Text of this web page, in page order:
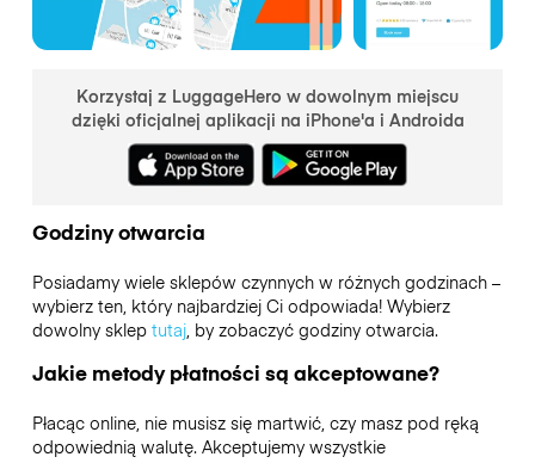
Korzystaj z LuggageHero w dowolnym miejscu
dzięki oficjalnej aplikacji na iPhone'a i Androida
Godziny otwarcia
Posiadamy wiele sklepów czynnych w różnych godzinach –
wybierz ten, który najbardziej Ci odpowiada! Wybierz
dowolny sklep tutaj, by zobaczyć godziny otwarcia.
Jakie metody płatności są akceptowane?
Płacąc online, nie musisz się martwić, czy masz pod ręką
odpowiednią walutę. Akceptujemy wszystkie